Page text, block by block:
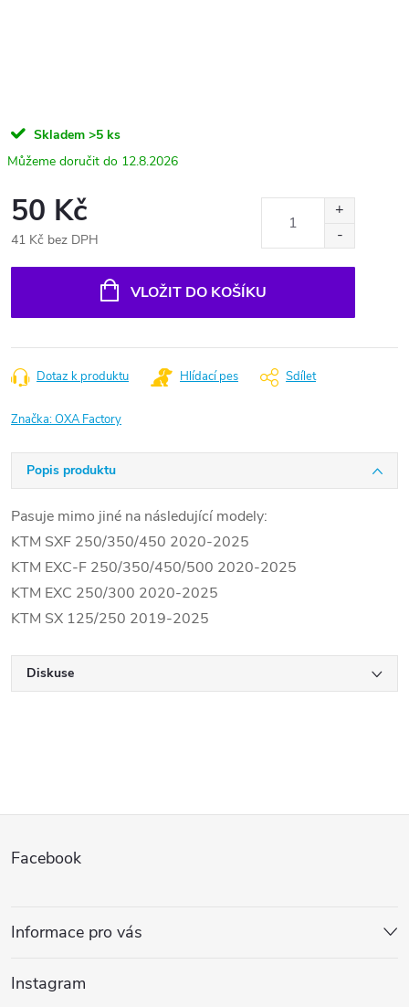
Skladem >5 ks
12.8.2026
50 Kč
41 Kč bez DPH
VLOŽIT DO KOŠÍKU
Dotaz k produktu Hlídací pes Sdílet
Značka:OXA Factory
Popis produktu
Pasuje mimo jiné na následující modely:
KTM SXF 250/350/450 2020-2025
KTM EXC-F 250/350/450/500 2020-2025
KTM EXC 250/300 2020-2025
KTM SX 125/250 2019-2025
Diskuse
p
a
Facebook
Informace pro vás
Instagram